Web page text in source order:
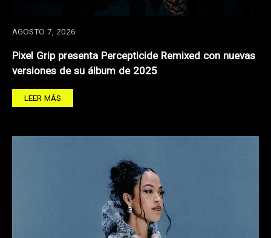
AGOSTO 7, 2026
Pixel Grip presenta Percepticide Remixed con nuevas
versiones de su álbum de 2025
LEER MÁS